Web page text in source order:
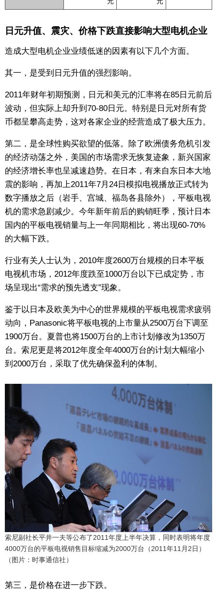
日元升值、震灾、价格下跌直接影响大型电机企业
造成大型电机企业业绩低迷的因素有以下几个方面。
其一，是受到日元升值的强烈影响。
2011年财年初期预测，日元和美元的汇率将在85日元前后
波动，但实际上却升到70-80日元。特别是日元对所有货
币都呈攀高走势，这对各家企业的经营造成了极大压力。
第二，是全球性购买欲望的低落。除了欧洲债务危机引发
的经济动荡之外，美国的市场需求无恢复迹象，新兴国家
的经济增长率也呈减速趋势。在日本，有来自东日本大地
震的影响，再加上2011年7月24日模拟电视播放正式转为
数字播放之后（岩手、宫城、福岛各县除外），平板电视
机的需求急剧减少。今年新年前后的购销旺季，预计日本
国内的平板电视销量与上一年同期相比，将出现60-70%
的大幅下跌。
行业有关人士认为，2010年度2600万台规模的日本平板
电视机市场，2012年度跌至1000万台以下已成定势，市
场呈现出“需求的预先透支”现象。
鉴于以日本及欧美为中心的世界规模的平板电视需求疲弱
动向，Panasonic将平板电视的上市量从2500万台下调至
1900万台。夏普也将1500万台的上市计划修改为1350万
台。索尼更是将2012年度全年4000万台的计划大幅缩小
到2000万台，采取了优先确保盈利的体制。
索尼副社长平井一夫等公布了2011年度上半年决算，同时表明将年度
4000万台的平板电视销售目标缩减为2000万台（2011年11月2日）
（图片：时事通信社）
第三，是价格在进一步下跌。